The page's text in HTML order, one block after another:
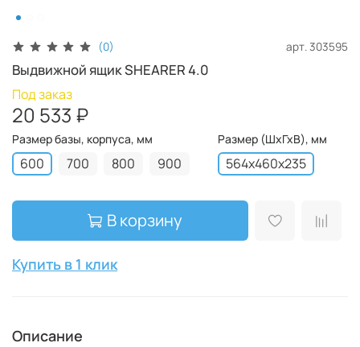
(0) арт.303595
Выдвижной ящик SHEARER 4.0
Под заказ
20 533 ₽
Размер базы, корпуса, мм
600 700 800 900
Размер (ШхГхВ), мм
564x460x235
В корзину
Купить в 1 клик
Описание